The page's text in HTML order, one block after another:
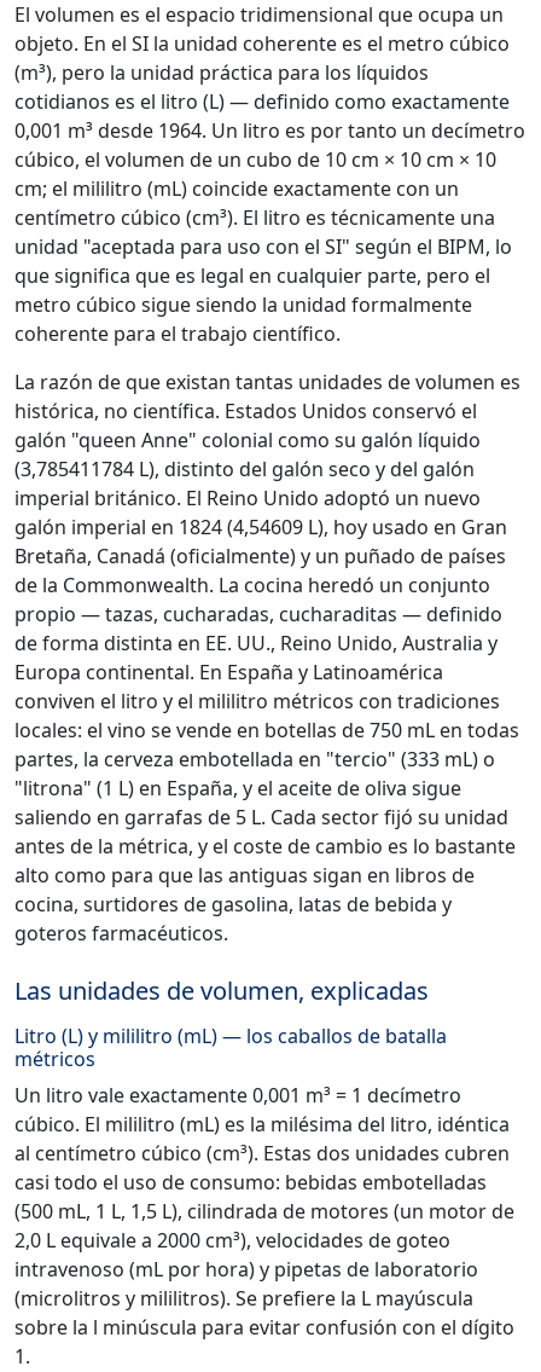
El volumen es el espacio tridimensional que ocupa un
objeto. En el SI la unidad coherente es el metro cúbico
(m³), pero la unidad práctica para los líquidos
cotidianos es el litro (L) — definido como exactamente
0,001 m³ desde 1964. Un litro es por tanto un decímetro
cúbico, el volumen de un cubo de 10 cm × 10 cm × 10
cm; el mililitro (mL) coincide exactamente con un
centímetro cúbico (cm³). El litro es técnicamente una
unidad "aceptada para uso con el SI" según el BIPM, lo
que significa que es legal en cualquier parte, pero el
metro cúbico sigue siendo la unidad formalmente
coherente para el trabajo científico.
La razón de que existan tantas unidades de volumen es
histórica, no científica. Estados Unidos conservó el
galón "queen Anne" colonial como su galón líquido
(3,785411784 L), distinto del galón seco y del galón
imperial británico. El Reino Unido adoptó un nuevo
galón imperial en 1824 (4,54609 L), hoy usado en Gran
Bretaña, Canadá (oficialmente) y un puñado de países
de la Commonwealth. La cocina heredó un conjunto
propio — tazas, cucharadas, cucharaditas — definido
de forma distinta en EE. UU., Reino Unido, Australia y
Europa continental. En España y Latinoamérica
conviven el litro y el mililitro métricos con tradiciones
locales: el vino se vende en botellas de 750 mL en todas
partes, la cerveza embotellada en "tercio" (333 mL) o
"litrona" (1 L) en España, y el aceite de oliva sigue
saliendo en garrafas de 5 L. Cada sector fijó su unidad
antes de la métrica, y el coste de cambio es lo bastante
alto como para que las antiguas sigan en libros de
cocina, surtidores de gasolina, latas de bebida y
goteros farmacéuticos.
Las unidades de volumen, explicadas
Litro (L) y mililitro (mL) — los caballos de batalla
métricos
Un litro vale exactamente 0,001 m³ = 1 decímetro
cúbico. El mililitro (mL) es la milésima del litro, idéntica
al centímetro cúbico (cm³). Estas dos unidades cubren
casi todo el uso de consumo: bebidas embotelladas
(500 mL, 1 L, 1,5 L), cilindrada de motores (un motor de
2,0 L equivale a 2000 cm³), velocidades de goteo
intravenoso (mL por hora) y pipetas de laboratorio
(microlitros y mililitros). Se prefiere la L mayúscula
sobre la l minúscula para evitar confusión con el dígito
1.